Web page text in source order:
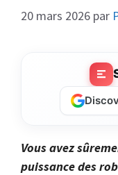
20 mars 2026 par
Vous avez
puissance des